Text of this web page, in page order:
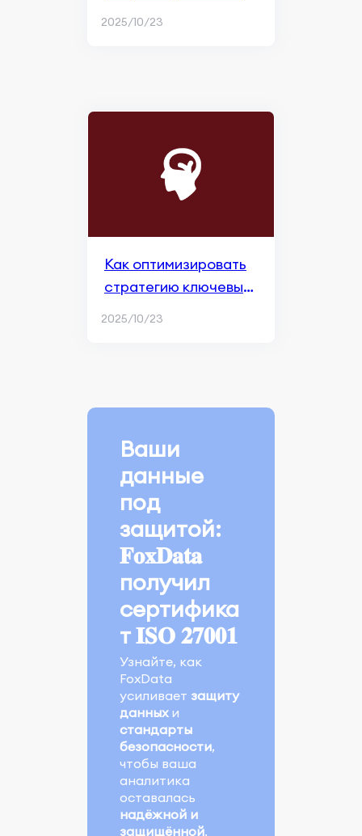
2025/10/23
Как оптимизировать
стратегию ключевых
2025/10/23
Ваши
данные
под
защитой:
𝐅𝐨𝐱𝐃𝐚𝐭𝐚
получил
сертифика
т 𝐈𝐒𝐎 𝟐𝟕𝟎𝟎𝟏
Узнайте, как
FoxData
усиливает защиту
данныхи
стандарты
безопасности,
чтобы ваша
аналитика
оставалась
надёжной и
защищённой.